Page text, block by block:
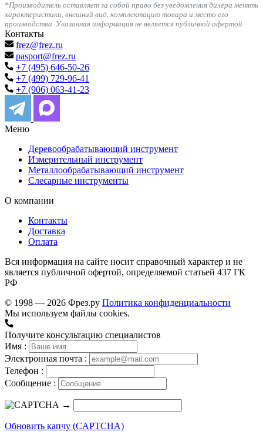
*Производитель оставляет за собой право без уведомления дилера менять
характеристики, внешний вид, комплектацию товара и место его
производства. Указанная информация не является публичной офертой
Контакты
frez@frez.ru
pasport@frez.ru
+7 (495) 646-50-26
+7 (499) 729-96-41
+7 (906) 063-41-23
Меню
Деревообрабатывающий инструмент
Измерительный инструмент
Металлообрабатывающий инструмент
Слесарные инструменты
О компании
Контакты
Доставка
Оплата
Вся информация на сайте носит справочный характер и не
является публичной офертой, определяемой статьей 437 ГК
РФ
© 1998 — 2026 Фрез.ру Политика конфиденциальности
Мы используем файлы cookies.
Получите консультацию специалистов
Имя :
Электронная почта :
Телефон :
Сообщение :
→
Обновить капчу (CAPTCHA)